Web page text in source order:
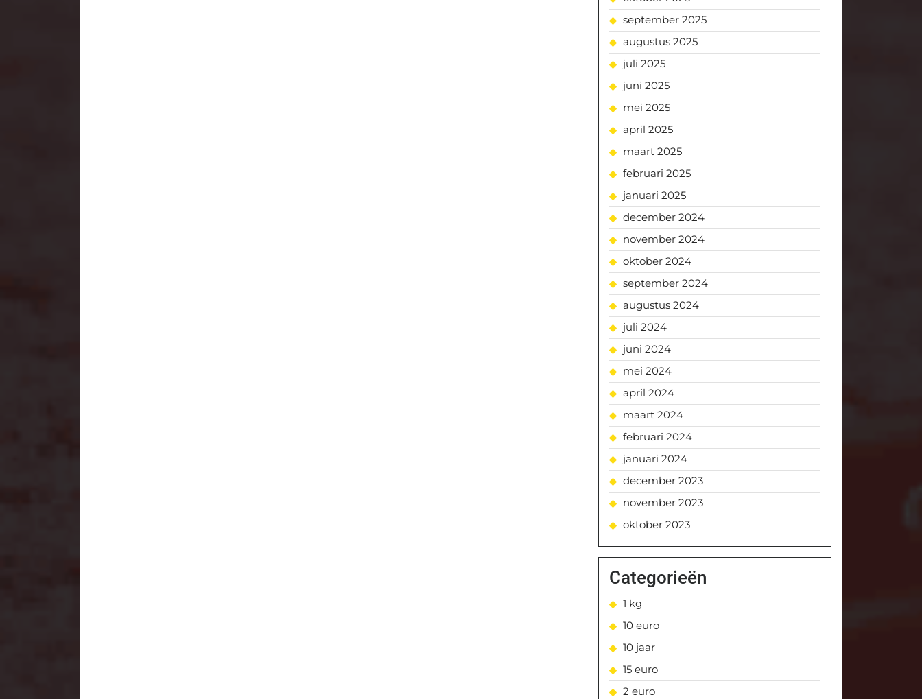
september 2025
augustus 2025
juli 2025
juni 2025
mei 2025
april 2025
maart 2025
februari 2025
januari 2025
december 2024
november 2024
oktober 2024
september 2024
augustus 2024
juli 2024
juni 2024
mei 2024
april 2024
maart 2024
februari 2024
januari 2024
december 2023
november 2023
oktober 2023
Categorieën
1 kg
10 euro
10 jaar
15 euro
2 euro